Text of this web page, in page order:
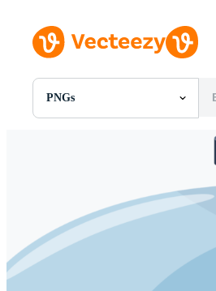
PNGs
Todas Imágenes
Plantillas
Vectores
Videos
Eventos Editoriales